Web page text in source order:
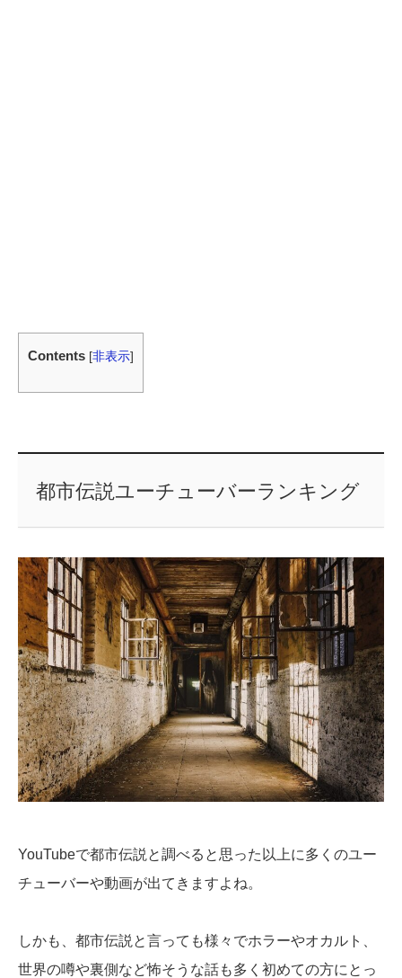
Contents [非表示]
都市伝説ユーチューバーランキング
YouTubeで都市伝説と調べると思った以上に多くのユー
チューバーや動画が出てきますよね。
しかも、都市伝説と言っても様々でホラーやオカルト、
世界の噂や裏側など怖そうな話も多く初めての方にとっ